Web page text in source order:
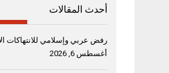
أحدث المقالات
رفض عربي وإسلامي للانتهاكات
أغسطس 6, 2026